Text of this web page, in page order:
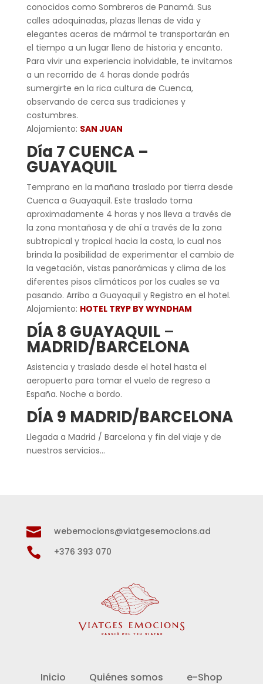
conocidos como Sombreros de Panamá. Sus
calles adoquinadas, plazas llenas de vida y
elegantes aceras de mármol te transportarán en
el tiempo a un lugar lleno de historia y encanto.
Para vivir una experiencia inolvidable, te invitamos
a un recorrido de 4 horas donde podrás
sumergirte en la rica cultura de Cuenca,
observando de cerca sus tradiciones y
costumbres.
Alojamiento: SAN JUAN
Día 7 CUENCA –
GUAYAQUIL
Temprano en la mañana traslado por tierra desde
Cuenca a Guayaquil. Este traslado toma
aproximadamente 4 horas y nos lleva a través de
la zona montañosa y de ahí a través de la zona
subtropical y tropical hacia la costa, lo cual nos
brinda la posibilidad de experimentar el cambio de
la vegetación, vistas panorámicas y clima de los
diferentes pisos climáticos por los cuales se va
pasando. Arribo a Guayaquil y Registro en el hotel.
Alojamiento: HOTEL TRYP BY WYNDHAM
DÍA 8 GUAYAQUIL –
MADRID/BARCELONA
Asistencia y traslado desde el hotel hasta el
aeropuerto para tomar el vuelo de regreso a
España. Noche a bordo.
DÍA 9 MADRID/BARCELONA
Llegada a Madrid / Barcelona y fin del viaje y de
nuestros servicios…
 webemocions@viatgesemocions.ad
 +376 393 070
Inicio Quiénes somos e-Shop